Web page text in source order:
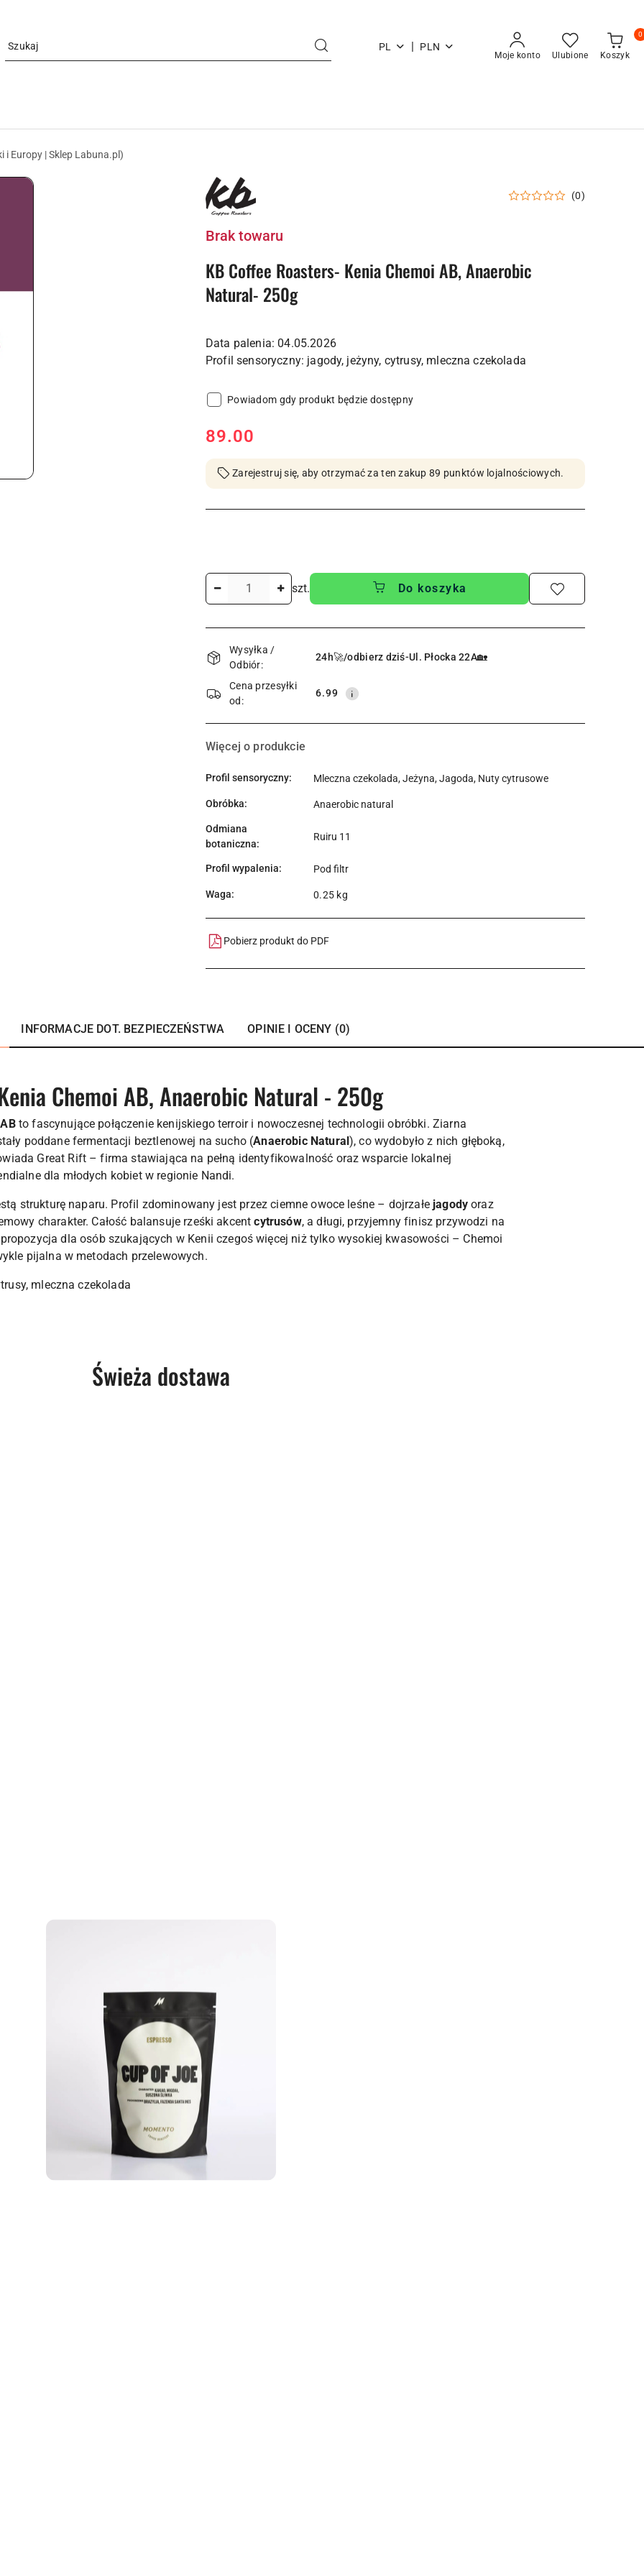
PL | PLN
Moje konto Ulubione Koszyk
0
i Europy | Sklep Labuna.pl)
LOGO
PALARNI
KB
COFFEE
(0)
Brak towaru
KB Coffee Roasters- Kenia Chemoi AB, Anaerobic
Natural- 250g
Data palenia: 04.05.2026
Powiadom gdy produkt będzie dostępny
cena:
89.00
Zarejestruj się, aby otrzymać za ten zakup 89 punktów lojalnościowych.
szt. Do koszyka
Dostępność
i
dostawa
Wysyłka /
Odbiór:
24h🚀/odbierz dziś-Ul. Płocka 22A🏡
Cena przesyłki
od:
6.99
Więcej o produkcie
Profil sensoryczny: Mleczna czekolada, Jeżyna, Jagoda, Nuty cytrusowe
Obróbka: Anaerobic natural
Odmiana
botaniczna:
Ruiru 11
Profil wypalenia: Pod filtr
Waga: 0.25 kg
Pobierz produkt do PDF
INFORMACJE DOT. BEZPIECZEŃSTWA OPINIE I OCENY (0)
Chemoi AB, Anaerobic Natural - 250g
to fascynujące połączenie kenijskiego terroir i nowoczesnej technologii obróbki. Ziarna
poddane fermentacji beztlenowej na sucho (Anaerobic Natural), co wydobyło z nich głęboką,
Great Rift – firma stawiająca na pełną identyfikowalność oraz wsparcie lokalnej
dla młodych kobiet w regionie Nandi.
strukturę naparu. Profil zdominowany jest przez ciemne owoce leśne – dojrzałe jagody oraz
charakter. Całość balansuje rześki akcentcytrusów, a długi, przyjemny finisz przywodzi na
dla osób szukających w Kenii czegoś więcej niż tylko wysokiej kwasowości – Chemoi
pijalna w metodach przelewowych.
mleczna czekolada
Produkty
Świeża dostawa